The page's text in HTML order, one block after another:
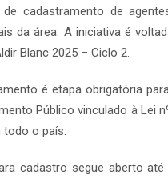
cadastramento de
da área. A iniciativa é
Blanc 2025 – Ciclo 2.
é etapa obrigatória
Público vinculado à Lei
todo o país.
cadastro segue aberto